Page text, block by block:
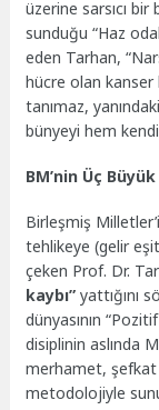
üzerine sarsıcı
sunduğu “Haz
eden Tarhan,
hücre olan kanser
tanımaz,
bünyeyi hem
BM’nin Üç
Birleşmiş
tehlikeye (gelir
çeken Prof. Dr.
kaybı” yattığını
dünyasının
disiplinin aslında
merhamet, şefkat
metodolojiyle